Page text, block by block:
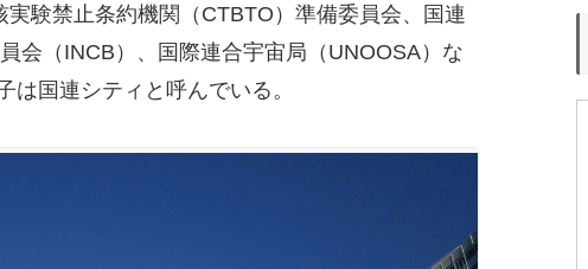
験禁止条約機関（CTBTO）準備委員会、国連
会（INCB）、国際連合宇宙局（UNOOSA）な
は国連シティと呼んでいる。